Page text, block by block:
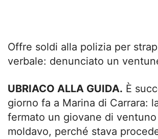
Offre soldi alla polizia per
verbale: denunciato un
UBRIACO ALLA GUIDA. È
giorno fa a Marina di Carrara:
fermato un giovane di ventuno
moldavo, perché stava